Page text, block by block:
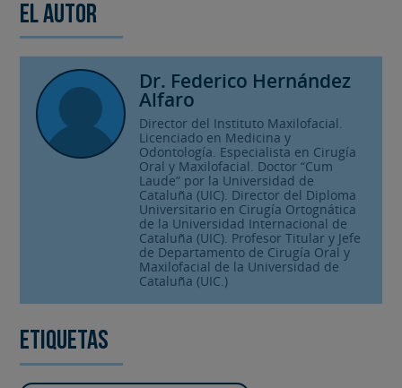
El autor
Dr. Federico Hernández
Alfaro
Director del Instituto Maxilofacial.
Licenciado en Medicina y
Odontología. Especialista en Cirugía
Oral y Maxilofacial. Doctor “Cum
Laude” por la Universidad de
Cataluña (UIC). Director del Diploma
Universitario en Cirugía Ortognática
de la Universidad Internacional de
Cataluña (UIC). Profesor Titular y Jefe
de Departamento de Cirugía Oral y
Maxilofacial de la Universidad de
Cataluña (UIC.)
Etiquetas